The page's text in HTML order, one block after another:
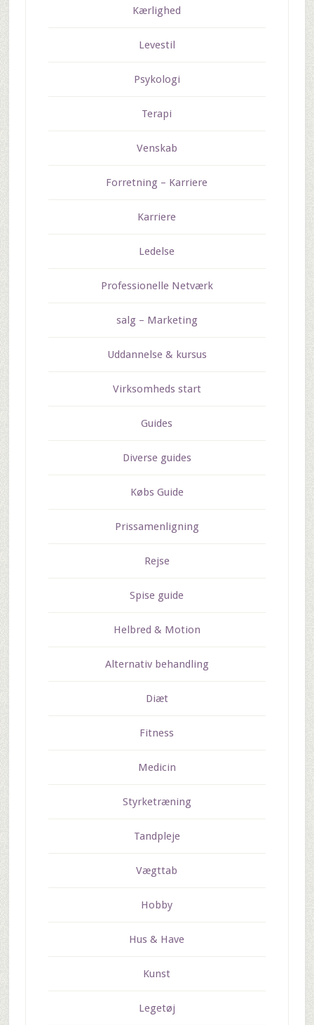
Kærlighed
Levestil
Psykologi
Terapi
Venskab
Forretning – Karriere
Karriere
Ledelse
Professionelle Netværk
salg – Marketing
Uddannelse & kursus
Virksomheds start
Guides
Diverse guides
Købs Guide
Prissamenligning
Rejse
Spise guide
Helbred & Motion
Alternativ behandling
Diæt
Fitness
Medicin
Styrketræning
Tandpleje
Vægttab
Hobby
Hus & Have
Kunst
Legetøj